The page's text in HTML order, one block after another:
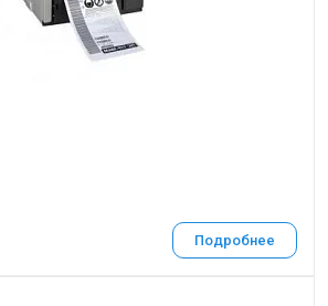
Подробнее